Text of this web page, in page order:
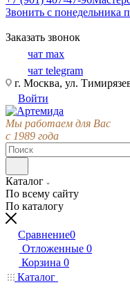
Звонить с понедельника
Заказать звонок
чат max
чат telegram
г. Москва, ул.
Войти
Мы работаем для Вас
с 1989 года
Каталог
По всему сайту
По каталогу
Сравнение0
Отложенные 0
Корзина 0
Каталог